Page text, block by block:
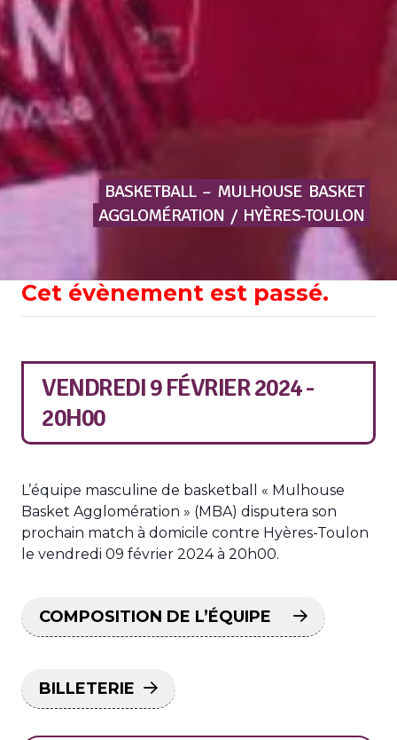
BASKETBALL – MULHOUSE BASKET
AGGLOMÉRATION / HYÈRES-TOULON
Cet évènement est passé.
VENDREDI 9 FÉVRIER 2024 -
20H00
L’équipe masculine de basketball « Mulhouse
Basket Agglomération » (MBA) disputera son
prochain match à domicile contre Hyères-Toulon
le vendredi 09 février 2024 à 20h00.
COMPOSITION DE L’ÉQUIPE
BILLETERIE